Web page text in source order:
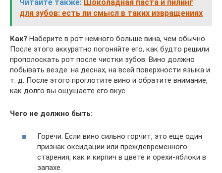
Читайте также: Шоколадная паста и пилинг
для зубов: есть ли смысл в таких извращениях
Как? Наберите в рот немного больше вина, чем обычно.
После этого аккуратно погоняйте его, как будто решили
прополоскать рот после чистки зубов. Вино должно
побывать везде: на деснах, на всей поверхности языка и
т. д. После этого проглотите вино и обратите внимание,
как долго вы ощущаете его вкус.
Чего не должно быть:
Горечи. Если вино сильно горчит, это еще один
признак оксидации или преждевременного
старения, как и кирпич в цвете и орехи-яблоки в
запахе.